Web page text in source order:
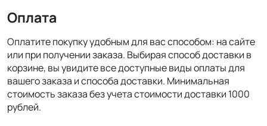
Оплата
Оплатите покупку удобным для вас способом: на сайте
или при получении заказа. Выбирая способ доставки в
корзине, вы увидите все доступные виды оплаты для
вашего заказа и способа доставки. Минимальная
стоимость заказа без учета стоимости доставки 1000
рублей.